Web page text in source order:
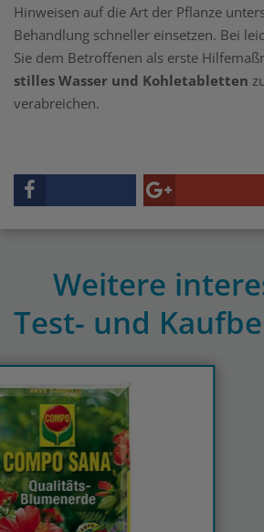
Hinweisen auf die Art der Pflanze
Behandlung schneller einsetzen. Bei
Sie dem Betroffenen als erste
stilles Wasser und Kohletabletten
verabreichen.
Weitere
Test- und
Previous